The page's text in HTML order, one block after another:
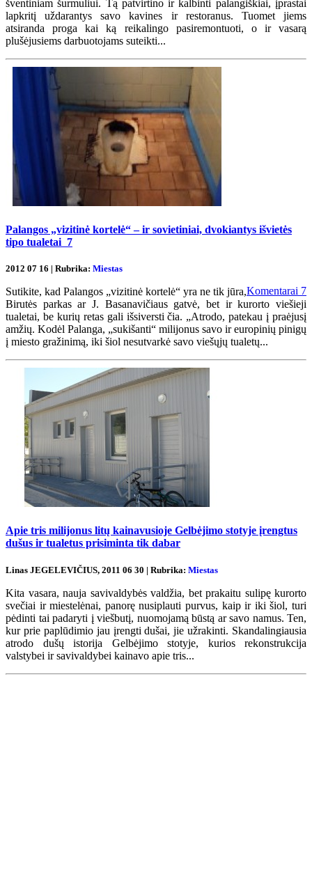
šventiniam šurmuliui. Tą patvirtino ir kalbinti palangiškiai, įprastai
lapkritį uždarantys savo kavines ir restoranus. Tuomet jiems
atsiranda proga kai ką reikalingo pasiremontuoti, o ir vasarą
plušėjusiems darbuotojams suteikti...
Palangos „vizitinė kortelė“ – ir sovietiniai, dvokiantys išvietės
tipo tualetai 7
2012 07 16 | Rubrika: Miestas
Komentarai 7
Sutikite, kad Palangos „vizitinė kortelė“ yra ne tik jūra,
Birutės parkas ar J. Basanavičiaus gatvė, bet ir kurorto viešieji
tualetai, be kurių retas gali išsiversti čia. „Atrodo, patekau į praėjusį
amžių. Kodėl Palanga, „sukišanti“ milijonus savo ir europinių pinigų
į miesto gražinimą, iki šiol nesutvarkė savo viešųjų tualetų...
Apie tris milijonus litų kainavusioje Gelbėjimo stotyje įrengtus
dušus ir tualetus prisiminta tik dabar
Linas JEGELEVIČIUS, 2011 06 30 | Rubrika: Miestas
Kita vasara, nauja savivaldybės valdžia, bet prakaitu sulipę kurorto
svečiai ir miestelėnai, panorę nusiplauti purvus, kaip ir iki šiol, turi
pėdinti tai padaryti į viešbutį, nuomojamą būstą ar savo namus. Ten,
kur prie paplūdimio jau įrengti dušai, jie užrakinti. Skandalingiausia
atrodo dušų istorija Gelbėjimo stotyje, kurios rekonstrukcija
valstybei ir savivaldybei kainavo apie tris...